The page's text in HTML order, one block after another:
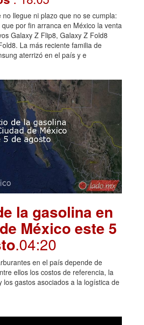
no llegue ni plazo que no se cumpla:
por fin arranca en México la venta
Galaxy Z Flip8, Galaxy Z Fold8
La más reciente familia de
aterrizó en el país y e
la gasolina en
México este 5
.04:20
en el país depende de
ellos los costos de referencia, la
los gastos asociados a la logística de